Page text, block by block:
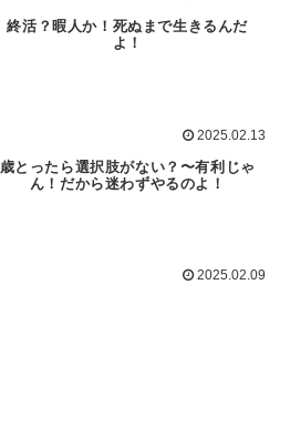
終活？暇人か！死ぬまで生きるんだ
よ！
2025.02.13
歳とったら選択肢がない？〜有利じゃ
ん！だから迷わずやるのよ！
2025.02.09